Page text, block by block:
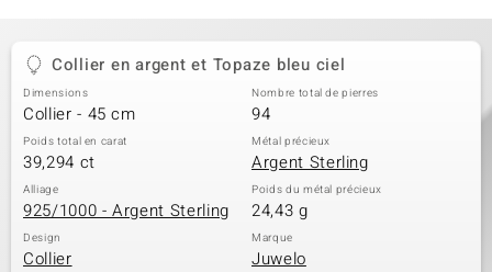
Collier en argent et Topaze bleu ciel
Dimensions
Collier - 45 cm
Nombre total de pierres
94
Poids total en carat
39,294 ct
Métal précieux
Argent Sterling
Alliage
925/1000 - Argent Sterling
Poids du métal précieux
24,43 g
Design
Collier
Marque
Juwelo